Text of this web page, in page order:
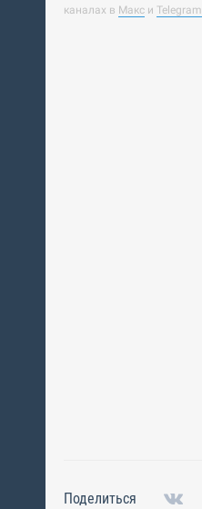
каналах в Макс и Telegram
Поделиться